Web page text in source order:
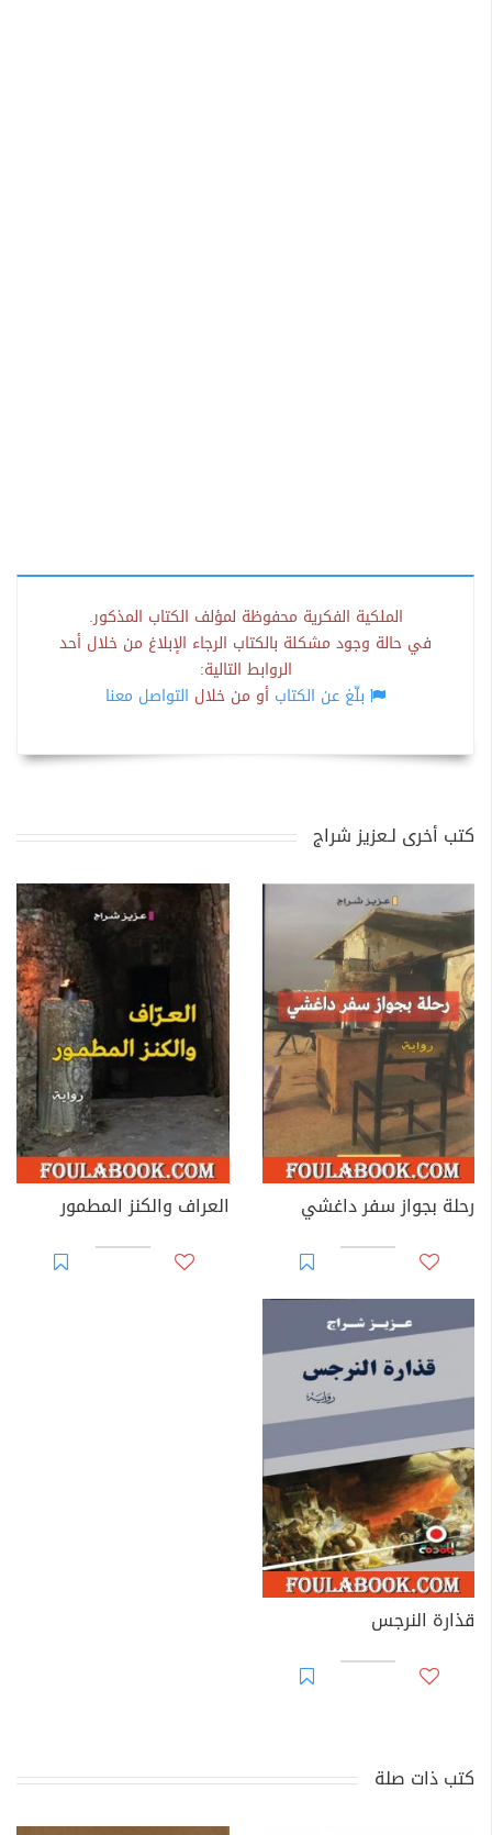
الملكية الفكرية محفوظة لمؤلف الكتاب المذكور.
في حالة وجود مشكلة بالكتاب الرجاء الإبلاغ من خلال أحد
الروابط التالية:
بلّغ عن الكتاب أو من خلال التواصل معنا
كتب أخرى لـعزيز شراج
رحلة بجواز سفر داغشي العراف والكنز المطمور
قذارة النرجس
كتب ذات صلة